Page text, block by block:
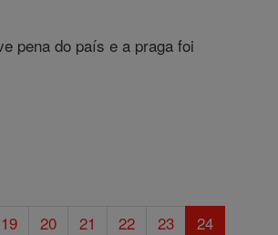
pena do país e a praga foi
19 20 21 22 23
24